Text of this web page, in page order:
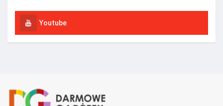
Youtube